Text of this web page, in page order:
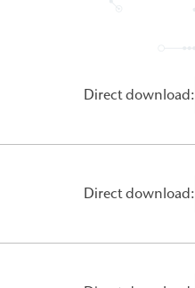
Direct download:
Direct download: